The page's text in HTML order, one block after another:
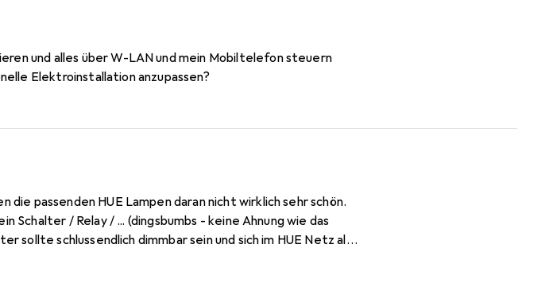
und alles über W-LAN und mein Mobiltelefon steuern
Elektroinstallation anzupassen?
Schalter / Relay / ... (dingsbumbs - keine Ahnung wie das
nun korrekt ist):